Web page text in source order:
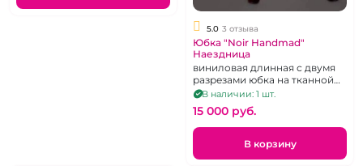
5.0 3 отзыва
Юбка "Noir Handmad"
Наездница
виниловая длинная с двумя
разрезами юбка на тканной
основе, р. 44
В наличии: 1 шт.
15 000 pуб.
В корзину